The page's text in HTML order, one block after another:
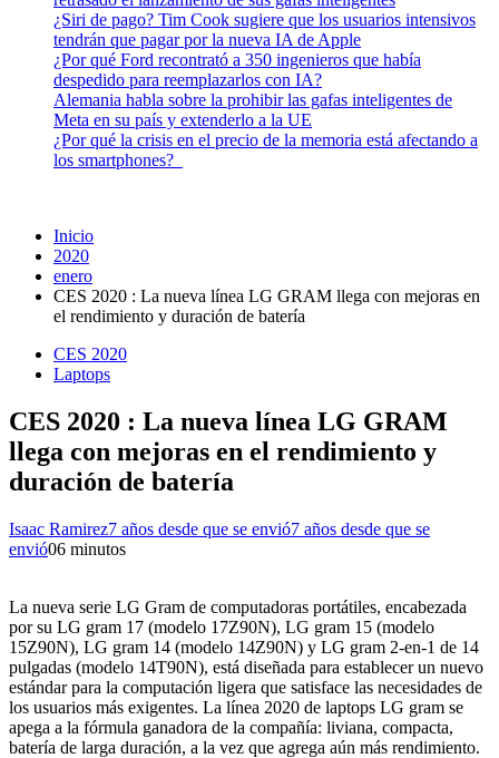
¿Siri de pago? Tim Cook sugiere que los usuarios intensivos
tendrán que pagar por la nueva IA de Apple
¿Por qué Ford recontrató a 350 ingenieros que había
despedido para reemplazarlos con IA?
Alemania habla sobre la prohibir las gafas inteligentes de
Meta en su país y extenderlo a la UE
¿Por qué la crisis en el precio de la memoria está afectando a
los smartphones?
Inicio
2020
enero
CES 2020 : La nueva línea LG GRAM llega con mejoras en
el rendimiento y duración de batería
CES 2020
Laptops
CES 2020 : La nueva línea LG GRAM
llega con mejoras en el rendimiento y
duración de batería
Isaac Ramirez7 años desde que se envió7 años desde que se
envió06 minutos
La nueva serie LG Gram de computadoras portátiles, encabezada
por su LG gram 17 (modelo 17Z90N), LG gram 15 (modelo
15Z90N), LG gram 14 (modelo 14Z90N) y LG gram 2-en-1 de 14
pulgadas (modelo 14T90N), está diseñada para establecer un nuevo
estándar para la computación ligera que satisface las necesidades de
los usuarios más exigentes. La línea 2020 de laptops LG gram se
apega a la fórmula ganadora de la compañía: liviana, compacta,
batería de larga duración, a la vez que agrega aún más rendimiento.